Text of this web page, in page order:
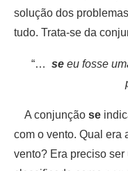
solução dos
tudo. Trata-se da
“… se eu fosse
A conjunção se
com o vento. Qual era
vento? Era preciso